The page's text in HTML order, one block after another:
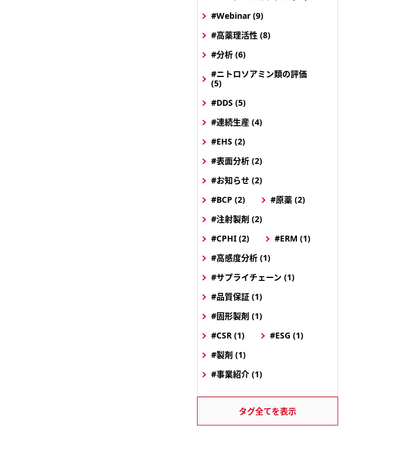
#Webinar (9)
#高薬理活性 (8)
#分析 (6)
#ニトロソアミン類の評価
(5)
#DDS (5)
#連続生産 (4)
#EHS (2)
#表面分析 (2)
#お知らせ (2)
#BCP (2)
#原薬 (2)
#注射製剤 (2)
#CPHI (2)
#ERM (1)
#高感度分析 (1)
#サプライチェーン (1)
#品質保証 (1)
#固形製剤 (1)
#CSR (1)
#ESG (1)
#製剤 (1)
#事業紹介 (1)
タグ全てを表示